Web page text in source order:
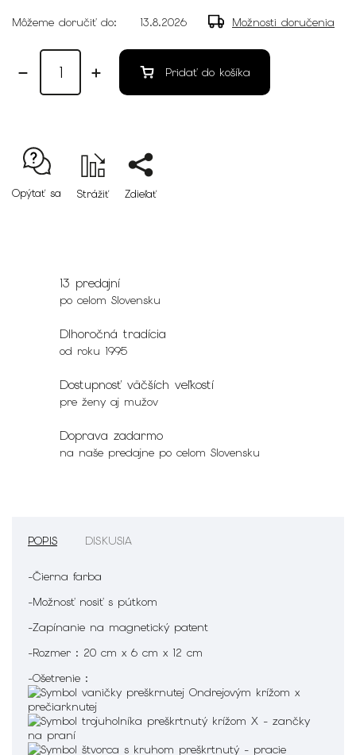
Môžeme doručiť do: 13.8.2026 Možnosti doručenia
Pridať do košíka
Opýtať sa Strážiť Zdieľať
13 predajní
po celom Slovensku
Dlhoročná tradícia
od roku 1995
Dostupnosť väčších veľkostí
pre ženy aj mužov
Doprava zadarmo
na naše predajne po celom Slovensku
POPIS DISKUSIA
-Čierna farba
-Možnosť nosiť s pútkom
-Zapínanie na magnetický patent
-Rozmer : 20 cm x 6 cm x 12 cm
-Ošetrenie :